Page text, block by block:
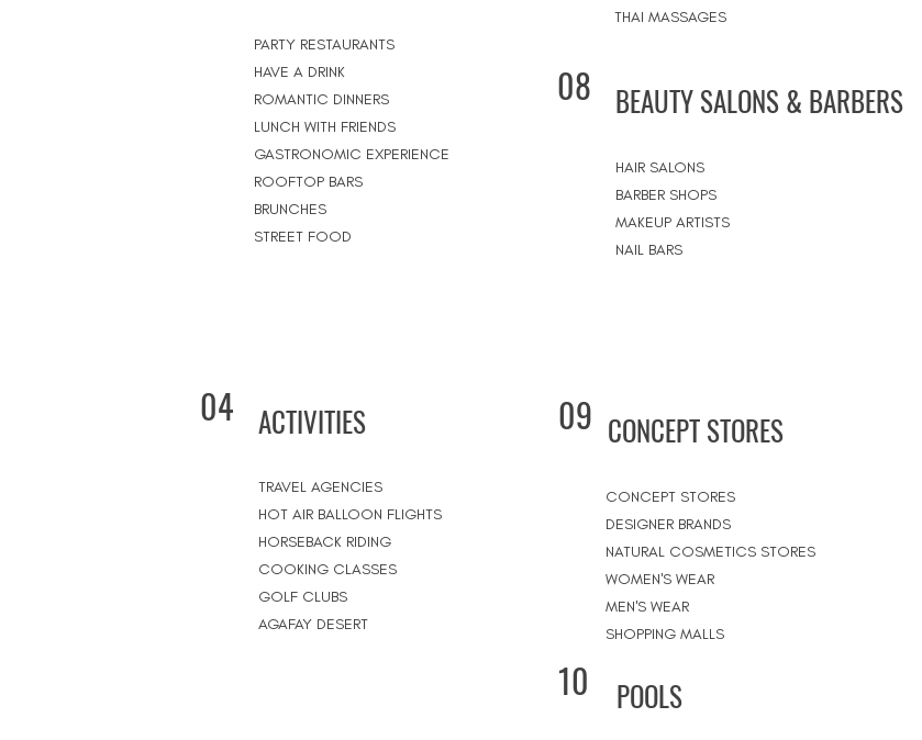
PARTY RESTAURANTS
HAVE A DRINK
ROMANTIC DINNERS
LUNCH WITH FRIENDS
GASTRONOMIC EXPERIENCE
ROOFTOP BARS
BRUNCHES
STREET FOOD
04 ACTIVITIES
TRAVEL AGENCIES
HOT AIR BALLOON FLIGHTS
HORSEBACK RIDING
COOKING CLASSES
GOLF CLUBS
AGAFAY DESERT
THAI MASSAGES
08 BEAUTY SALONS & BARBERS
HAIR SALONS
BARBER SHOPS
MAKEUP ARTISTS
NAIL BARS
09 CONCEPT STORES
CONCEPT STORES
DESIGNER BRANDS
NATURAL COSMETICS STORES
WOMEN'S WEAR
MEN'S WEAR
SHOPPING MALLS
10 POOLS